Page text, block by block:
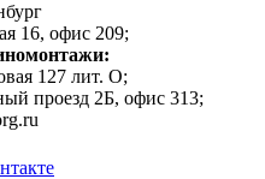
16, офис 209;
127 лит. О;
проезд 2Б, офис 313;